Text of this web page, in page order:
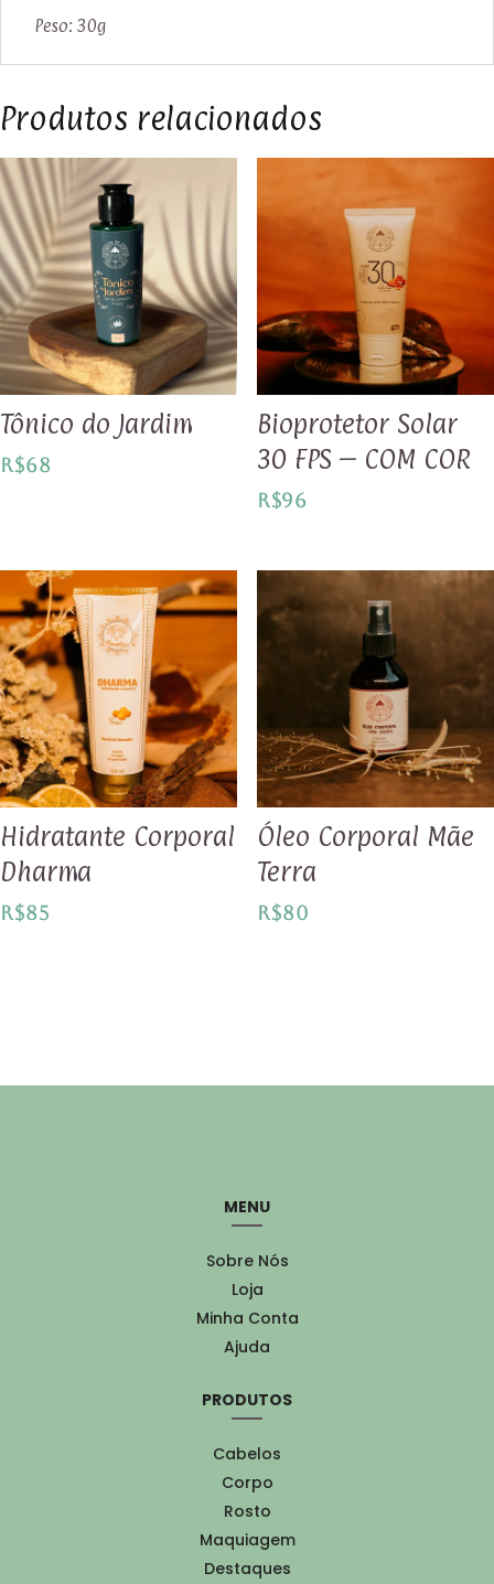
Peso: 30g
Produtos relacionados
Tônico do Jardim
R$68
Bioprotetor Solar
30 FPS – COM COR
R$96
Hidratante Corporal
Dharma
R$85
Óleo Corporal Mãe
Terra
R$80
MENU
Sobre Nós
Loja
Minha Conta
Ajuda
PRODUTOS
Cabelos
Corpo
Rosto
Maquiagem
Destaques